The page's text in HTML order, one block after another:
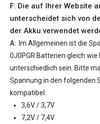
F: Die auf Ihrer Website
unterscheidet sich von
der Akku verwendet
A: Im Allgemeinen ist die
0J0PGR Batterien gleich wie
unterschiedlich sein. Bitte
Spannung in den folgenden
kompatibel.
3,6V / 3,7V
7,2V / 7,4V